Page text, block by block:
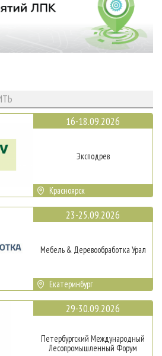
16-18.09.2026
Эксподрев
Красноярск
23-25.09.2026
Мебель & Деревообработка Урал
Екатеринбург
29-30.09.2026
Петербургский Международный
Лесопромышленный Форум